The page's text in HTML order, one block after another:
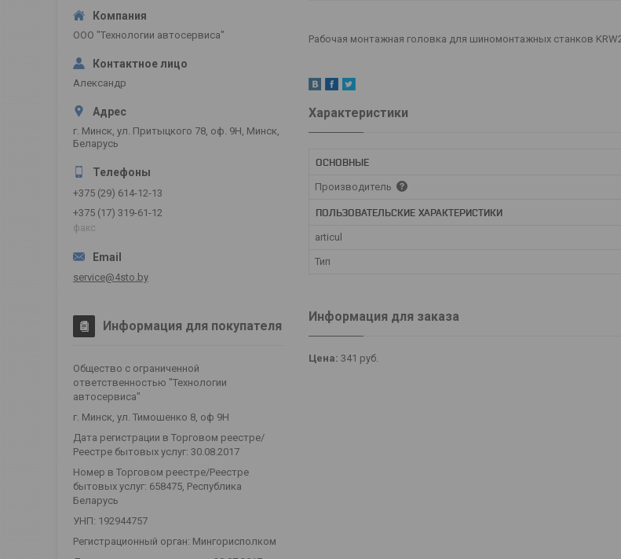
Рабочая монтажная головка для шиномонтажных станков
Характеристики
ОСНОВНЫЕ
Производитель
ПОЛЬЗОВАТЕЛЬСКИЕ ХАРАКТЕРИСТИКИ
articul
Тип
Информация для заказа
Цена: 341 руб.
ООО "Технологии автосервиса"
Александр
г. Минск, ул. Притыцкого 78, оф. 9Н, Минск,
Беларусь
+375 (29) 614-12-13
+375 (17) 319-61-12
факс
service@4sto.by
Информация для покупателя
Общество с ограниченной
ответственностью "Технологии
автосервиса"
г. Минск, ул. Тимошенко 8, оф 9Н
Дата регистрации в Торговом реестре/
Реестре бытовых услуг: 30.08.2017
Номер в Торговом реестре/Реестре
бытовых услуг: 658475, Республика
Беларусь
УНП: 192944757
Регистрационный орган: Мингорисполком